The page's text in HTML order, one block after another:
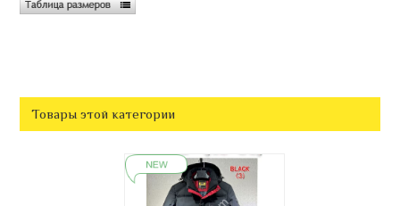
Товары этой категории